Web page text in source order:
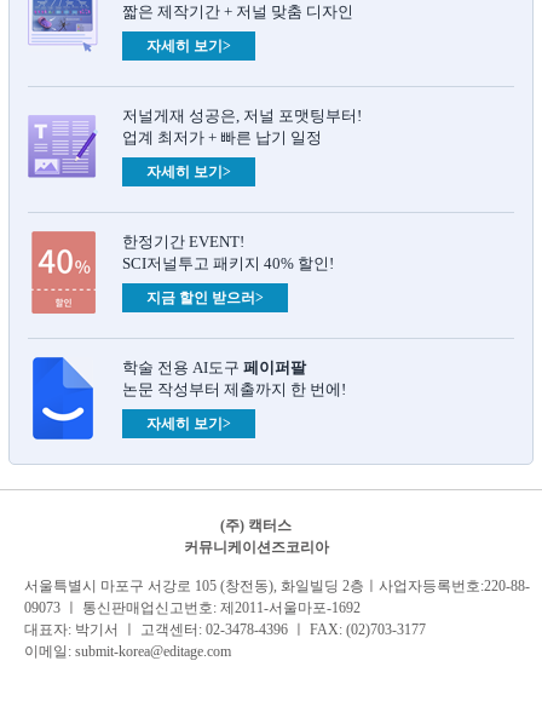
짧은 제작기간 + 저널 맞춤 디자인
자세히 보기>
저널게재 성공은, 저널 포맷팅부터!
업계 최저가 + 빠른 납기 일정
자세히 보기>
한정기간 EVENT!
SCI저널투고 패키지 40% 할인!
지금 할인 받으러>
학술 전용 AI도구 페이퍼팔
논문 작성부터 제출까지 한 번에!
자세히 보기>
(주) 캑터스
커뮤니케이션즈코리아
서 울특별시 마포구 서강로 105 (창전동), 화일빌딩 2층 ㅣ사업자등록번호:220-88-
09073 ㅣ 통신판매업신고번호: 제2011-서울마포-1692
대표자: 박기서 ㅣ 고객센터: 02-3478-4396 ㅣ FAX: (02)703-3177
이메일: submit-korea@editage.com